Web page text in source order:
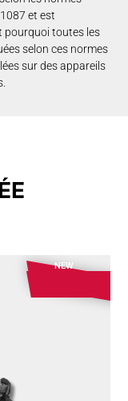
et est
pourquoi toutes les
selon ces normes
sur des appareils
NEW